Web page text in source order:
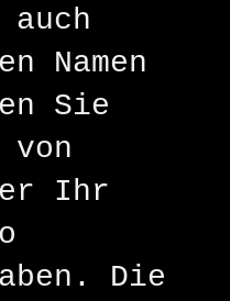
auch
Namen
Sie
von
Ihr
Die